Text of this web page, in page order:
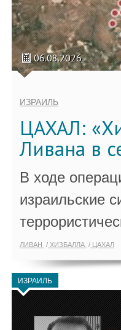
06.08.2026
ИЗРАИЛЬ
ЦАХАЛ:
Ливана в
В ходе
израильские
ЛИВАН ХИЗБАЛЛА ЦАХАЛ
ИЗРАИЛЬ